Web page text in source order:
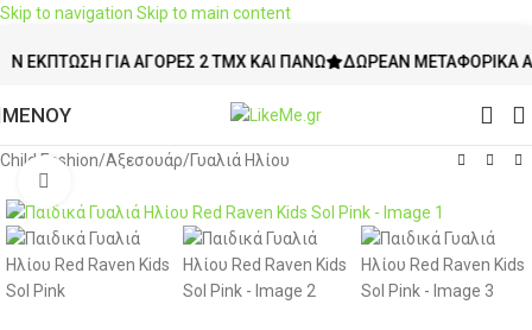
Skip to navigation Skip to main content
ΓΙΑ ΑΓΟΡΈΣ 2 ΤΜΧ ΚΑΙ ΠΆΝΩ ΔΩΡΕΆΝ ΜΕΤΑΦΟΡΙΚΆ ΆΝΩ
ΜΕΝΟΥ
Child Fashion/Αξεσουάρ/Γυαλιά Ηλίου